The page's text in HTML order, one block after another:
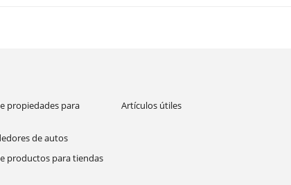
propiedades para
de autos
productos para tiendas
Artículos útiles